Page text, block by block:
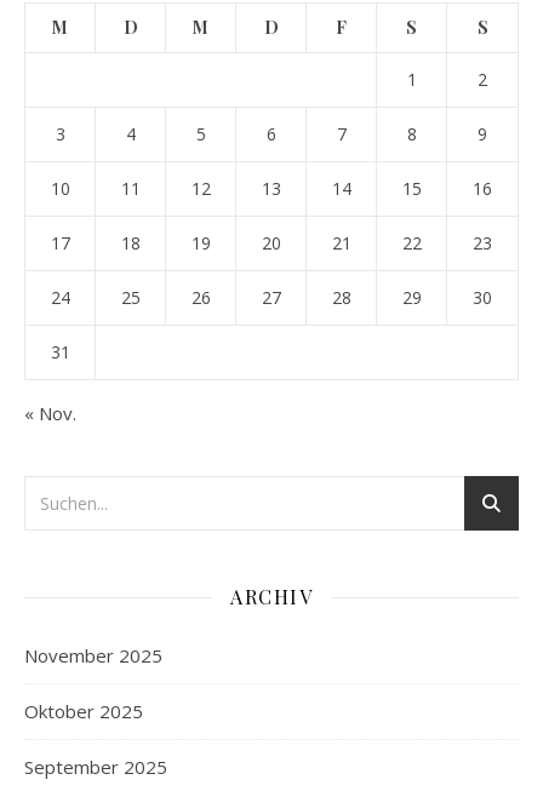
M D M D F S S
1 2
3 4 5 6 7 8 9
10 11 12 13 14 15 16
17 18 19 20 21 22 23
24 25 26 27 28 29 30
31
« Nov.
ARCHIV
November 2025
Oktober 2025
September 2025